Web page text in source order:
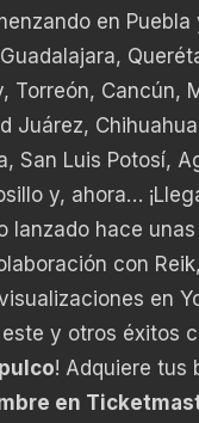
en
Torreón, Cancún,
Juárez,
San Luis Potosí,
y, ahora…
lanzado hace unas
con
en
y otros éxitos
! Adquiere tus
en